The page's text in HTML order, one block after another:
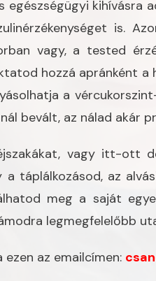
egészségügyi
is.
vagy, a tested
hozzá apránként
a
bevált, az nálad akár
vagy itt-ott
táplálkozásod, az
meg a saját
legmegfelelőbb
az emailcímen: